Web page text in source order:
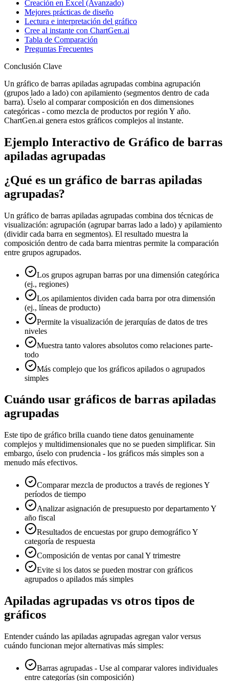
Creación en Excel (Avanzado)
Mejores prácticas de diseño
Lectura e interpretación del gráfico
Cree al instante con ChartGen.ai
Tabla de Comparación
Preguntas Frecuentes
Conclusión Clave
Un gráfico de barras apiladas agrupadas combina agrupación
(grupos lado a lado) con apilamiento (segmentos dentro de cada
barra). Úselo al comparar composición en dos dimensiones
categóricas - como mezcla de productos por región Y año.
ChartGen.ai genera estos gráficos complejos al instante.
Ejemplo Interactivo de Gráfico de barras
apiladas agrupadas
¿Qué es un gráfico de barras apiladas
agrupadas?
Un gráfico de barras apiladas agrupadas combina dos técnicas de
visualización: agrupación (agrupar barras lado a lado) y apilamiento
(dividir cada barra en segmentos). El resultado muestra la
composición dentro de cada barra mientras permite la comparación
entre grupos agrupados.
Los grupos agrupan barras por una dimensión categórica
(ej., regiones)
Los apilamientos dividen cada barra por otra dimensión
(ej., líneas de producto)
Permite la visualización de jerarquías de datos de tres
niveles
Muestra tanto valores absolutos como relaciones parte-
todo
Más complejo que los gráficos apilados o agrupados
simples
Cuándo usar gráficos de barras apiladas
agrupadas
Este tipo de gráfico brilla cuando tiene datos genuinamente
complejos y multidimensionales que no se pueden simplificar. Sin
embargo, úselo con prudencia - los gráficos más simples son a
menudo más efectivos.
Comparar mezcla de productos a través de regiones Y
períodos de tiempo
Analizar asignación de presupuesto por departamento Y
año fiscal
Resultados de encuestas por grupo demográfico Y
categoría de respuesta
Composición de ventas por canal Y trimestre
Evite si los datos se pueden mostrar con gráficos
agrupados o apilados más simples
Apiladas agrupadas vs otros tipos de
gráficos
Entender cuándo las apiladas agrupadas agregan valor versus
cuándo funcionan mejor alternativas más simples:
Barras agrupadas - Use al comparar valores individuales
entre categorías (sin composición)